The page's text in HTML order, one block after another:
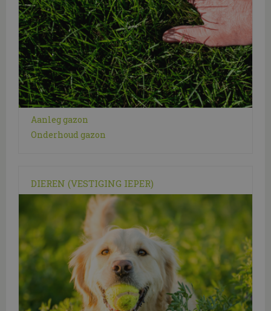
Aanleg gazon
Onderhoud gazon
DIEREN (VESTIGING IEPER)